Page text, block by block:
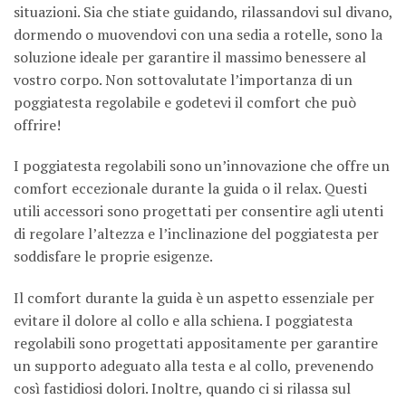
situazioni. Sia che stiate guidando, rilassandovi sul divano,
dormendo o muovendovi con una sedia a rotelle, sono la
soluzione ideale per garantire il massimo benessere al
vostro corpo. Non sottovalutate l’importanza di un
poggiatesta regolabile e godetevi il comfort che può
offrire!
I poggiatesta regolabili sono un’innovazione che offre un
comfort eccezionale durante la guida o il relax. Questi
utili accessori sono progettati per consentire agli utenti
di regolare l’altezza e l’inclinazione del poggiatesta per
soddisfare le proprie esigenze.
Il comfort durante la guida è un aspetto essenziale per
evitare il dolore al collo e alla schiena. I poggiatesta
regolabili sono progettati appositamente per garantire
un supporto adeguato alla testa e al collo, prevenendo
così fastidiosi dolori. Inoltre, quando ci si rilassa sul